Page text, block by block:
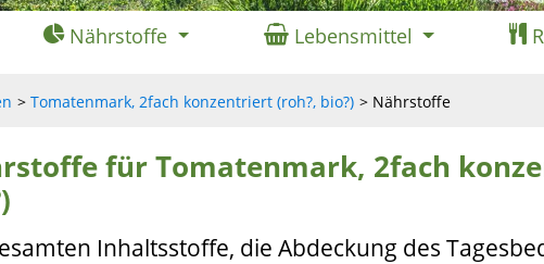
Nährstoffe Lebensmittel
Tomatenmark, 2fach konzentriert (roh?, bio?) Nährstoffe
für Tomatenmark, 2fach
Inhaltsstoffe, die Abdeckung des